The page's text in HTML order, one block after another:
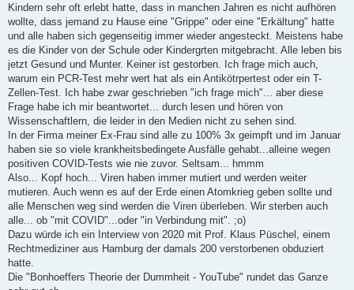
Kindern sehr oft erlebt hatte, dass in manchen Jahren es nicht aufhören
wollte, dass jemand zu Hause eine "Grippe" oder eine "Erkältung" hatte
und alle haben sich gegenseitig immer wieder angesteckt. Meistens habe
es die Kinder von der Schule oder Kindergrten mitgebracht. Alle leben bis
jetzt Gesund und Munter. Keiner ist gestorben. Ich frage mich auch,
warum ein PCR-Test mehr wert hat als ein Antikötrpertest oder ein T-
Zellen-Test. Ich habe zwar geschrieben "ich frage mich"... aber diese
Frage habe ich mir beantwortet... durch lesen und hören von
Wissenschaftlern, die leider in den Medien nicht zu sehen sind.
In der Firma meiner Ex-Frau sind alle zu 100% 3x geimpft und im Januar
haben sie so viele krankheitsbedingete Ausfälle gehabt...alleine wegen
positiven COVID-Tests wie nie zuvor. Seltsam... hmmm
Also... Kopf hoch... Viren haben immer mutiert und werden weiter
mutieren. Auch wenn es auf der Erde einen Atomkrieg geben sollte und
alle Menschen weg sind werden die Viren überleben. Wir sterben auch
alle... ob "mit COVID"...oder "in Verbindung mit". ;o)
Dazu würde ich ein Interview von 2020 mit Prof. Klaus Püschel, einem
Rechtmediziner aus Hamburg der damals 200 verstorbenen obduziert
hatte.
Die "Bonhoeffers Theorie der Dummheit - YouTube" rundet das Ganze